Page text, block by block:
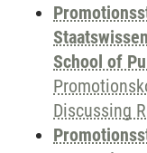
School of
Discussing